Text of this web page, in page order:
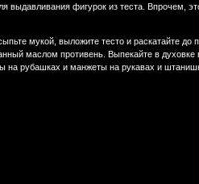
выдавливания фигурок из теста. Впрочем,
мукой, выложите тесто и раскатайте
маслом противень. Выпекайте в духовке
на рубашках и манжеты на рукавах и